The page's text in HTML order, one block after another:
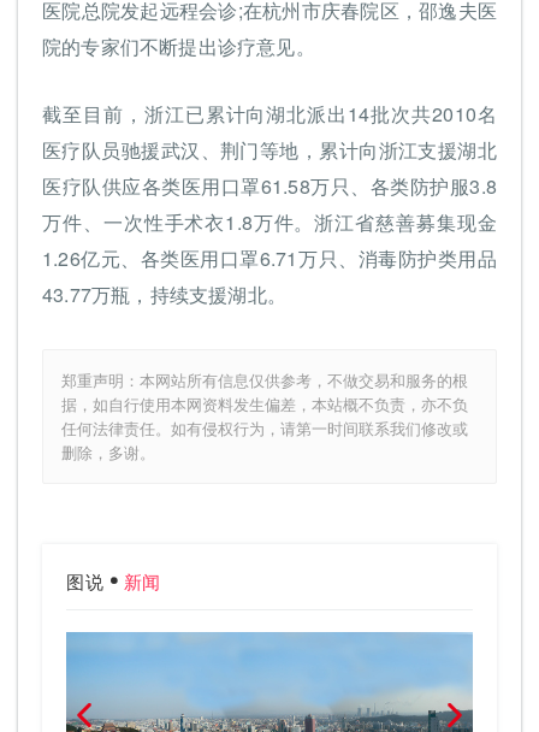
医院总院发起远程会诊;在杭州市庆春院区，邵逸夫医
院的专家们不断提出诊疗意见。
截至目前，浙江已累计向湖北派出14批次共2010名
医疗队员驰援武汉、荆门等地，累计向浙江支援湖北
医疗队供应各类医用口罩61.58万只、各类防护服3.8
万件、一次性手术衣1.8万件。浙江省慈善募集现金
1.26亿元、各类医用口罩6.71万只、消毒防护类用品
43.77万瓶，持续支援湖北。
郑重声明：本网站所有信息仅供参考，不做交易和服务的根
据，如自行使用本网资料发生偏差，本站概不负责，亦不负
任何法律责任。如有侵权行为，请第一时间联系我们修改或
删除，多谢。
图说 新闻